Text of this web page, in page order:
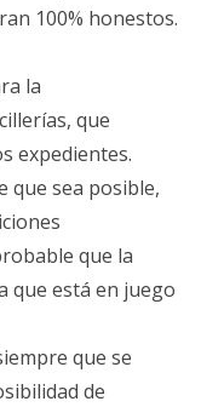
100% honestos.
la
que
expedientes.
que sea posible,
que la
que está en juego
que se
de